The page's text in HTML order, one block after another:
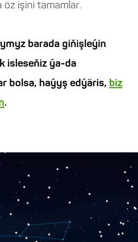
işini tamamlar.
barada giňişleýin
isleseňiz ýa-da
bolsa, haýyş edýäris, biz
.